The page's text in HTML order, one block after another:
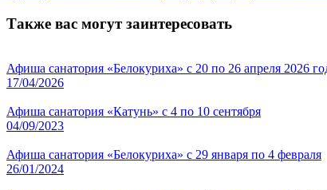
Также вас могут заинтересовать
Афиша санатория «Белокуриха» с 20 по 26 апреля 2026
17/04/2026
Афиша санатория «Катунь» с 4 по 10 сентября
04/09/2023
Афиша санатория «Белокуриха» с 29 января по 4 февраля
26/01/2024